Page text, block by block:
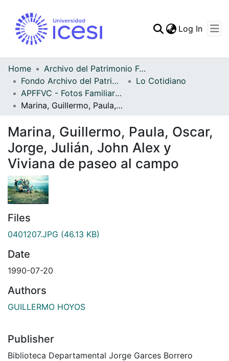
Statistics
Log In
Home
Archivo del Patrimonio Fotográfico y Fílmico del Valle del Cauca
Fondo Archivo del Patrimonio Fotográfico y Fílmico del Valle del Cauca
Lo Cotidiano
APFFVC - Fotos Familiares - Patrimonial
Marina, Guillermo, Paula, Oscar, Jorge, Julián, John Alex y Viviana de paseo al campo
Marina, Guillermo, Paula, Oscar,
Jorge, Julián, John Alex y
Viviana de paseo al campo
Files
0401207.JPG (46.13 KB)
Date
1990-07-20
Authors
GUILLERMO HOYOS
Publisher
Biblioteca Departamental Jorge Garces Borrero